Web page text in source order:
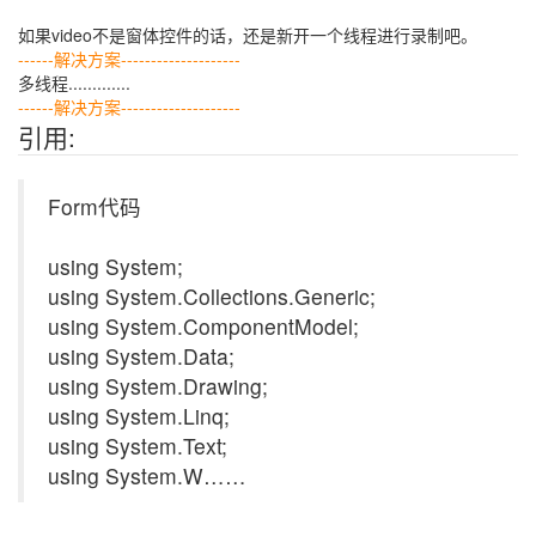
如果video不是窗体控件的话，还是新开一个线程进行录制吧。
------解决方案--------------------
多线程.............
------解决方案--------------------
引用:
Form代码
using System;
using System.Collections.Generic;
using System.ComponentModel;
using System.Data;
using System.Drawing;
using System.Linq;
using System.Text;
using System.W……